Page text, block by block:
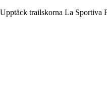
Upptäck trailskorna La Sportiva